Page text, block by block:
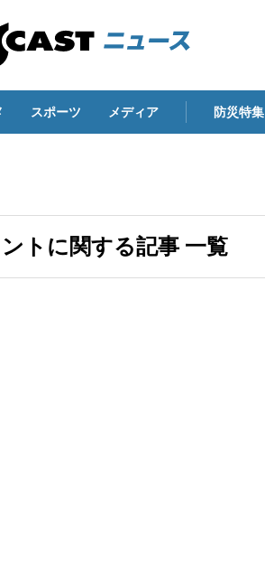
スポーツ メディア 防災特集
トに関する記事 一覧